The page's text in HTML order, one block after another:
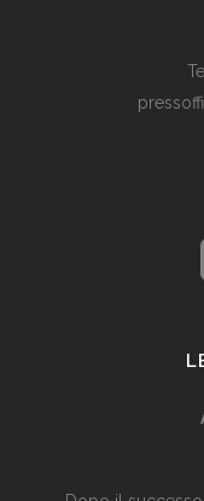
med dagens